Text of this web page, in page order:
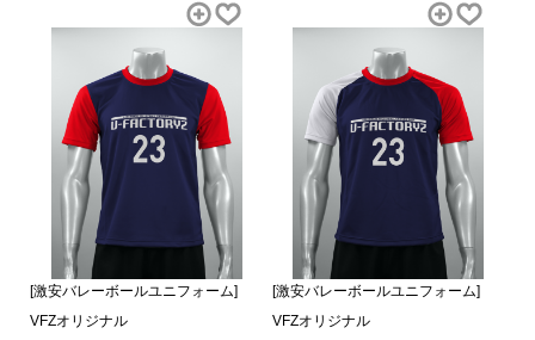
[激安バレーボールユニフォーム]
VFZオリジナル
[激安バレーボールユニフォーム]
VFZオリジナル